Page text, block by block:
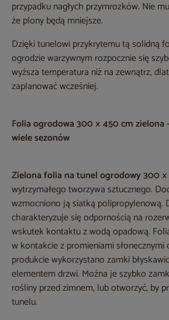
przypadku nagłych przymrozków. Nie
że plony będą mniejsze.
Dzięki tunelowi przykrytemu tą solidną
ogrodzie warzywnym rozpocznie się
wyższa temperatura niż na zewnątrz,
zaplanować wcześniej.
Folia ogrodowa 300 × 450 cm
wiele sezonów
Zielona folia na tunel ogrodowy 300
wytrzymałego tworzywa sztucznego.
wzmocniono ją siatką polipropylenową.
charakteryzuje się odpornością na
wskutek kontaktu z wodą opadową.
w kontakcie z promieniami słonecznymi
produkcie wykorzystano zamki
elementem drzwi. Można je szybko
rośliny przed zimnem, lub otworzyć, by
tunelu.